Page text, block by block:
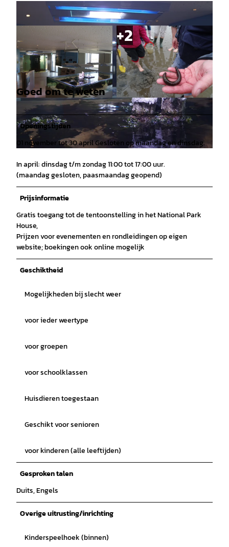
© Christopher Hardwick | CC-BY © Christiane Hälbig |CC-BY
Goed om te weten
Openingstijden
01 november tot 30 april Gesloten op maandag en dinsdag.
In april: dinsdag t/m zondag 11:00 tot 17:00 uur.
(maandag gesloten, paasmaandag geopend)
Prijsinformatie
Gratis toegang tot de tentoonstelling in het National Park
House,
Prijzen voor evenementen en rondleidingen op eigen
website; boekingen ook online mogelijk
Geschiktheid
Mogelijkheden bij slecht weer
voor ieder weertype
voor groepen
voor schoolklassen
Huisdieren toegestaan
Geschikt voor senioren
voor kinderen (alle leeftijden)
Gesproken talen
Duits, Engels
Overige uitrusting/inrichting
Kinderspeelhoek (binnen)